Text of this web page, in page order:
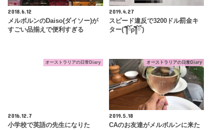
2018.6.12
メルボルンのDaiso(ダイソー)が
すごい品揃えで便利すぎる
2019.4.27
スピード違反で3200ドル罰金キ
ター(´༎ຶོρ༎ຶོ`)
オーストラリアの日常Diary
2016.12.7
小学校で英語の先生になりた
オーストラリアの日常Diary
2019.5.18
CAのお友達がメルボルンに来た